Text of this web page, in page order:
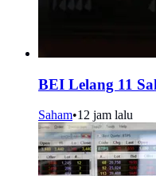
BEI Lelang 11
Saham•12 jam lalu